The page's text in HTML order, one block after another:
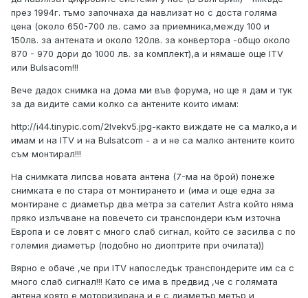
през 1994г. тъмо започнаха да навлизат но с доста голяма
цена (около 650-700 лв. само за приемника,между 100 и
150лв. за антената и около 120лв. за конвертора -общо около
870 - 970 дори до 1000 лв. за комплект),а и нямаше още ITV
или Bulsacom!!!
Вече дадох снимка на дома ми във форума, но ще я дам и тук
за да видите сами колко са антените които имам:
http://i44.tinypic.com/2lvekv5.jpg-както виждате не са малко,а и
имам и на ITV и на Bulsatcom - а и не са малко антените които
съм монтирал!!!
На снимката липсва новата антена (7-ма на брой) понеже
снимката е по стара от монтирането и (има и още една за
монтиране с диаметър два метра за сателит Astra който няма
пряко излъчване на повечето си транспондери към източна
Европа и се ловят с много слаб сигнал, който се засилва с по
големия диаметър (подобно но диоптрите при очилата))
Вярно е обаче ,че при ITV напоследък транспондерите им са с
много слаб сигнал!!! Като се има в предвид ,че с голямата
антена която е моторизирана и е с диаметър метър и